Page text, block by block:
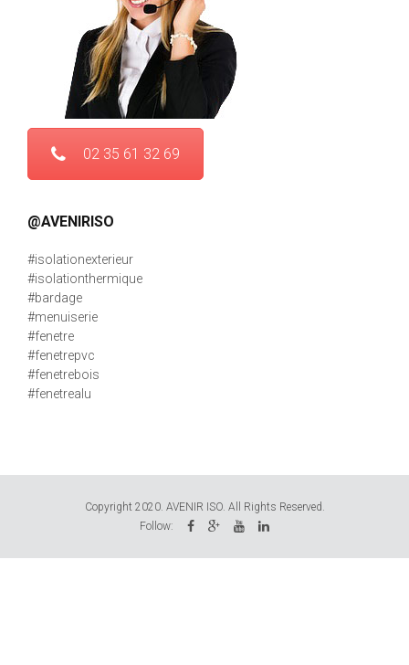
02 35 61 32 69
@AVENIRISO
#isolationexterieur
#isolationthermique
#bardage
#menuiserie
#fenetre
#fenetrepvc
#fenetrebois
#fenetrealu
Copyright 2020. AVENIR ISO. All Rights Reserved.
Follow: